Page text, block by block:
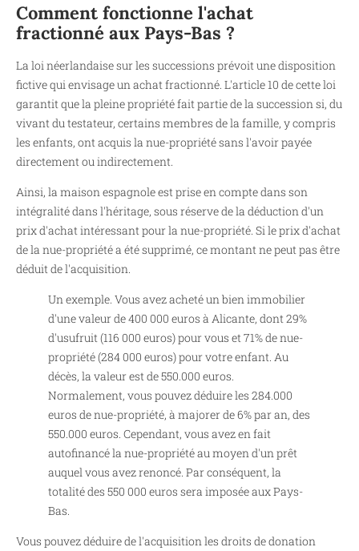
Comment fonctionne l'achat
fractionné aux Pays-Bas ?
La loi néerlandaise sur les successions prévoit une disposition
fictive qui envisage un achat fractionné. L'article 10 de cette loi
garantit que la pleine propriété fait partie de la succession si, du
vivant du testateur, certains membres de la famille, y compris
les enfants, ont acquis la nue-propriété sans l'avoir payée
directement ou indirectement.
Ainsi, la maison espagnole est prise en compte dans son
intégralité dans l'héritage, sous réserve de la déduction d'un
prix d'achat intéressant pour la nue-propriété. Si le prix d'achat
de la nue-propriété a été supprimé, ce montant ne peut pas être
déduit de l'acquisition.
Un exemple. Vous avez acheté un bien immobilier
d'une valeur de 400 000 euros à Alicante, dont 29%
d'usufruit (116 000 euros) pour vous et 71% de nue-
propriété (284 000 euros) pour votre enfant. Au
décès, la valeur est de 550.000 euros.
Normalement, vous pouvez déduire les 284.000
euros de nue-propriété, à majorer de 6% par an, des
550.000 euros. Cependant, vous avez en fait
autofinancé la nue-propriété au moyen d'un prêt
auquel vous avez renoncé. Par conséquent, la
totalité des 550 000 euros sera imposée aux Pays-
Bas.
Vous pouvez déduire de l'acquisition les droits de donation